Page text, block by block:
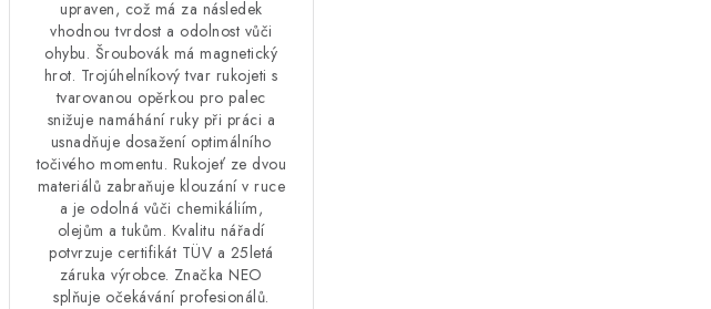
upraven, což má za následek
vhodnou tvrdost a odolnost vůči
ohybu. Šroubovák má magnetický
hrot. Trojúhelníkový tvar rukojeti s
tvarovanou opěrkou pro palec
snižuje namáhání ruky při práci a
usnadňuje dosažení optimálního
točivého momentu. Rukojeť ze dvou
materiálů zabraňuje klouzání v ruce
a je odolná vůči chemikáliím,
olejům a tukům. Kvalitu nářadí
potvrzuje certifikát TÜV a 25letá
záruka výrobce. Značka NEO
splňuje očekávání profesionálů.